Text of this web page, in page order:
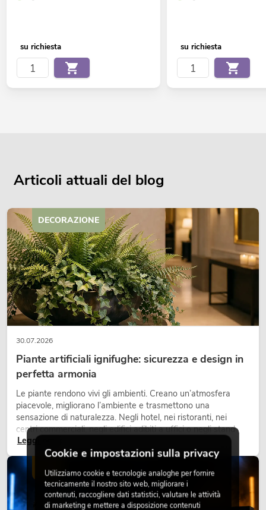
su richiesta su richiesta
Articoli attuali del blog
30.07.2026
Piante artificiali ignifughe: sicurezza e design in
perfetta armonia
Le piante rendono vivi gli ambienti. Creano un’atmosfera
piacevole, migliorano l’ambiente e trasmettono una
sensazione di naturalezza. Negli hotel, nei ristoranti, nei
centri commerciali, negli edifici adibiti a uffici o negli stand
fieristici, una vegetazione di alta qualità è ormai parte
integrante dei moderni progetti di arredamento.
Leggi ora
DECORAZIONE
LUCE
Cookie e impostazioni sulla privacy
Utilizziamo cookie e tecnologie analoghe per fornire
tecnicamente il nostro sito web, migliorare i
contenuti, raccogliere dati statistici, valutare le attività
di marketing e mettere a disposizione contenuti